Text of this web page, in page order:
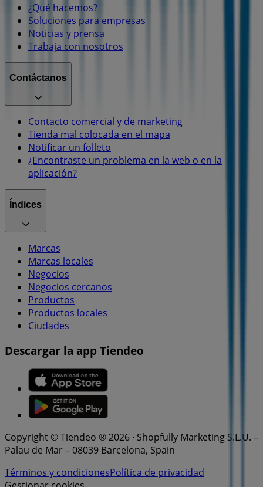
¿Qué hacemos?
Soluciones para empresas
Noticias y prensa
Trabaja con nosotros
Contáctanos
Contacto comercial y de marketing
Tienda mal colocada en el mapa
Notificar un folleto
¿Encontraste un problema en la web o en la
aplicación?
Índices
Marcas
Marcas locales
Negocios
Negocios cercanos
Productos
Productos locales
Ciudades
Descargar la app Tiendeo
Copyright © Tiendeo ® 2026 · Shopfully Marketing S.L.U. –
Palau de Mar – 08039 Barcelona, Spain
Términos y condicionesPolítica de privacidad